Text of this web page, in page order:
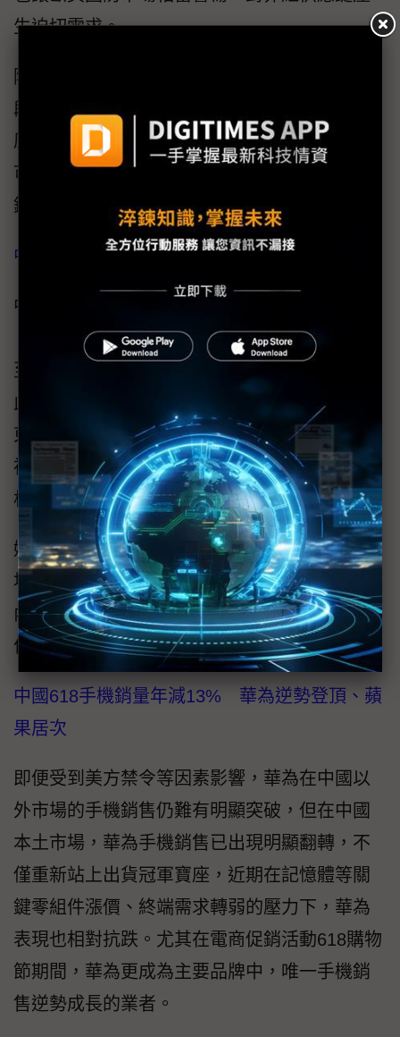
生迫切需求。
陳冠如表示，對於台灣發展無人載具產業現階
段的重點來說，不應只停留在整機組裝或單一
原型機研發，而是要建立可被國際市場信任、
可追溯且能在戰時持續供貨的「非紅供應
鏈」。
中國車市冷風呼嘯 東風日產如何重振旗鼓？
中國汽車外銷市場風光無限，尤其新能源車
（NEV）瘋狂出海，加速拓展中東、歐洲，甚
至非洲各地；反觀，內銷卻欲振乏力。即便如
此，裕隆日產汽車（以下簡稱裕日車）旗下的
東風日產，近來表現卻出現明顯好轉，對此，
裕日車總經理姚振祥在7月7日的訪問中，也分
析其中原因。
姚振祥表示：「我們現在蠻辛苦的，受中國市
場影響蠻大」，中國雖然外銷表現不錯，但是
內需市場卻相對衰弱，所以裕日車在中國的合
作夥伴也比較辛苦。
中國618手機銷量年減13% 華為逆勢登頂、蘋
果居次
即便受到美方禁令等因素影響，華為在中國以
外市場的手機銷售仍難有明顯突破，但在中國
本土市場，華為手機銷售已出現明顯翻轉，不
僅重新站上出貨冠軍寶座，近期在記憶體等關
鍵零組件漲價、終端需求轉弱的壓力下，華為
表現也相對抗跌。尤其在電商促銷活動618購物
節期間，華為更成為主要品牌中，唯一手機銷
售逆勢成長的業者。